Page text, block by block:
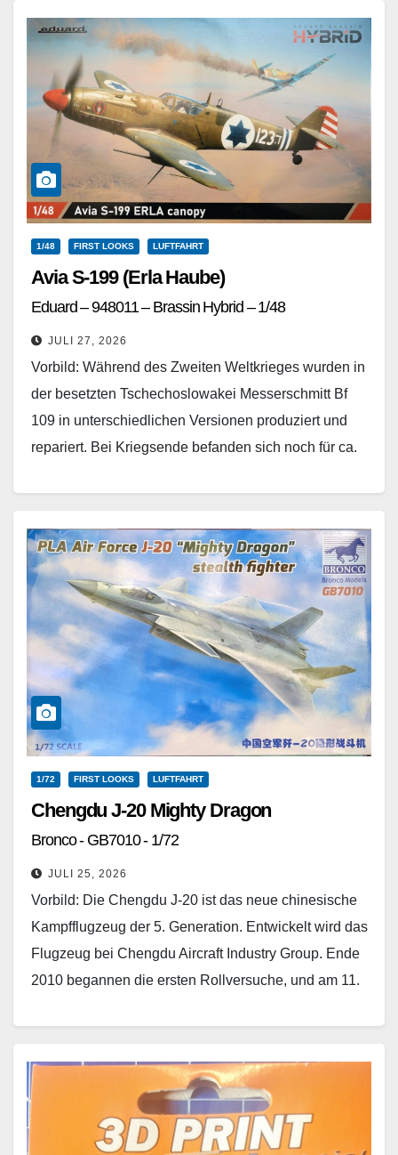
1/48 FIRST LOOKS LUFTFAHRT
Avia S-199 (Erla Haube)
Eduard – 948011 – Brassin Hybrid – 1/48
JULI 27, 2026
Vorbild: Während des Zweiten Weltkrieges wurden in
der besetzten Tschechoslowakei Messerschmitt Bf
109 in unterschiedlichen Versionen produziert und
repariert. Bei Kriegsende befanden sich noch für ca.
1/72 FIRST LOOKS LUFTFAHRT
Chengdu J-20 Mighty Dragon
Bronco - GB7010 - 1/72
JULI 25, 2026
Vorbild: Die Chengdu J-20 ist das neue chinesische
Kampfflugzeug der 5. Generation. Entwickelt wird das
Flugzeug bei Chengdu Aircraft Industry Group. Ende
2010 begannen die ersten Rollversuche, und am 11.